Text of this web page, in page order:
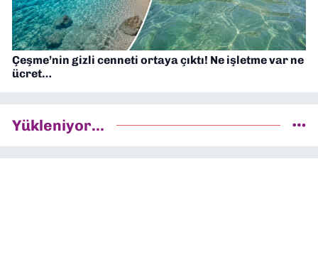
Çeşme’nin gizli cenneti ortaya çıktı! Ne işletme var ne
ücret…
Yükleniyor...